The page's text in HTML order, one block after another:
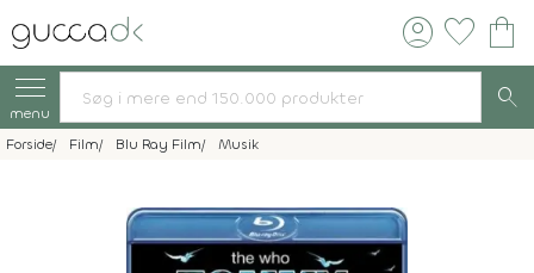
account_circle favorite shopping_bag
menu search
Forside Film Blu Ray Film Musik